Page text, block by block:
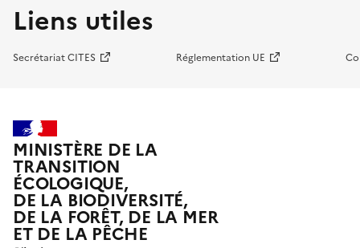
Liens utiles
Secrétariat CITES Réglementation UE
MINISTÈRE DE LA
TRANSITION
ÉCOLOGIQUE,
DE LA BIODIVERSITÉ,
DE LA FORÊT, DE LA MER
ET DE LA PÊCHE